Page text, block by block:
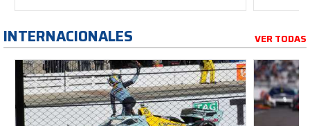
INTERNACIONALES VER TODAS